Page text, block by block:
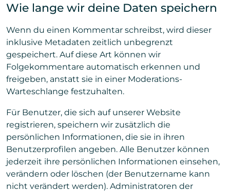
Wie lange wir deine Daten speichern
Wenn du einen Kommentar schreibst, wird dieser
inklusive Metadaten zeitlich unbegrenzt
gespeichert. Auf diese Art können wir
Folgekommentare automatisch erkennen und
freigeben, anstatt sie in einer Moderations-
Warteschlange festzuhalten.
Für Benutzer, die sich auf unserer Website
registrieren, speichern wir zusätzlich die
persönlichen Informationen, die sie in ihren
Benutzerprofilen angeben. Alle Benutzer können
jederzeit ihre persönlichen Informationen einsehen,
verändern oder löschen (der Benutzername kann
nicht verändert werden). Administratoren der